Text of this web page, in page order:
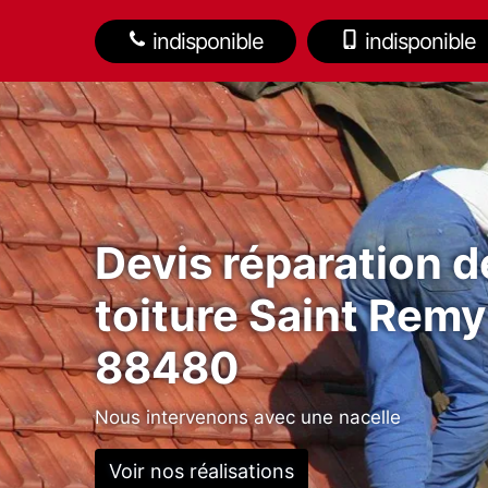
indisponible indisponible
Devis réparation
toiture Saint Remy
88480
Nous intervenons avec une nacelle
Voir nos réalisations